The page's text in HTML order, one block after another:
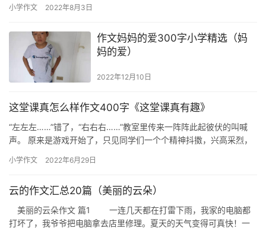
乡村…
小学作文 2022年8月3日
作文妈妈的爱300字小学精选（妈
妈的爱）
2022年12月10日
这堂课真怎么样作文400字《这堂课真有趣》
“左左左……”错了，“右右右……”教室里传来一阵阵此起彼伏的叫喊
声。 原来是游戏开始了，只见同学们一个个精神抖擞，兴高采烈，
小学作文 2022年6月29日
云的作文汇总20篇（美丽的云朵）
美丽的云朵作文 篇1 一连几天都在打雷下雨，我家的电脑都
打坏了，我爷爷把电脑拿去店里修理。夏天的天气变得可真快！一